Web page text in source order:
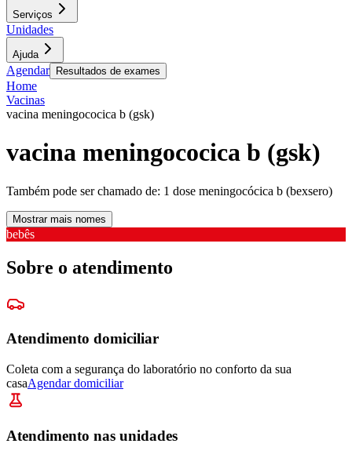
Serviços
Unidades
Ajuda
Agendar Resultados de exames
Home
Vacinas
vacina meningococica b (gsk)
vacina meningococica b (gsk)
Também pode ser chamado de: 1 dose meningocócica b (bexsero)
Mostrar mais nomes
bebês
Sobre o atendimento
Atendimento domiciliar
Coleta com a segurança do laboratório no conforto da sua
casaAgendar domiciliar
Atendimento nas unidades